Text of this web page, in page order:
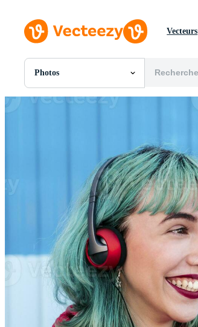
Vecteurs
Photos
Toutes Images
Photos
Motion graphics
Images Éditoriales
Événements Éditoriaux